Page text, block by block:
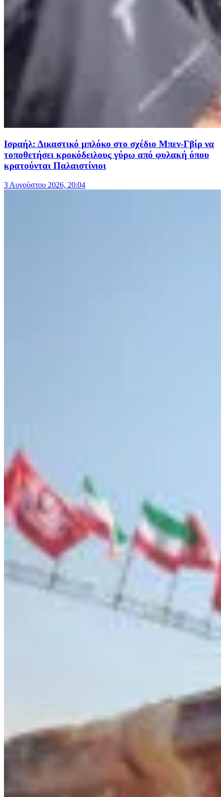
Ισραήλ: Δικαστικό μπλόκο στο σχέδιο Μπεν-Γβίρ να
τοποθετήσει κροκόδειλους γύρω από φυλακή όπου
κρατούνται Παλαιστίνιοι
3 Αυγούστου 2026, 20:04